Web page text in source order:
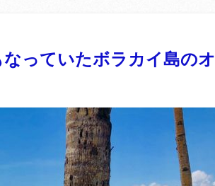
っていたボラカイ島のオ